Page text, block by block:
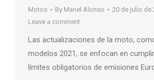
Motos By Manel Alonso
20 de julio de
Leave a comment
Las actualizaciones de la moto,
modelos 2021, se enfocan en
límites obligatorios de emisiones